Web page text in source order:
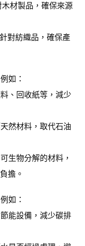
木材製品，確保來源
針對紡織品，確保產
如：
、回收紙等，減少
然材料，取代石油
生物分解的材料，
擔。
如：
能設備，減少碳排